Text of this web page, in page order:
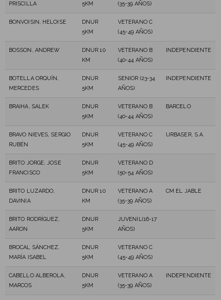
PRISCILLA
5KM
(35-39 AÑOS)
BONVOISIN, HELOISE
DNUR
5KM
VETERANO C
(45-49 AÑOS)
BOSSON, ANDREW
DNUR 10
KM
VETERANO B
(40-44 AÑOS)
INDEPENDIENTE
BOTELLA ORQUÍN,
MERCEDES
DNUR
5KM
SENIOR (23-34
AÑOS)
INDEPENDIENTE
BRAIHA, SALEK
DNUR
5KM
VETERANO B
(40-44 AÑOS)
BARCELO
BRAVO NIEVES, SERGIO
RUBÉN
DNUR
5KM
VETERANO C
(45-49 AÑOS)
URBASER, S.A.
BRITO JORGE, JOSE
FRANCISCO
DNUR
5KM
VETERANO D
(50-54 AÑOS)
BRITO LUZARDO,
DAVINIA
DNUR 10
KM
VETERANO A
(35-39 AÑOS)
CM EL JABLE
BRITO RODRÍGUEZ,
AARON
DNUR
5KM
JUVENIL(16-17
AÑOS)
BROCAL SÁNCHEZ,
MARÍA ISABEL
DNUR
5KM
VETERANO C
(45-49 AÑOS)
CABELLO ALBEROLA,
MARCOS
DNUR
5KM
VETERANO A
(35-39 AÑOS)
INDEPENDIENTE